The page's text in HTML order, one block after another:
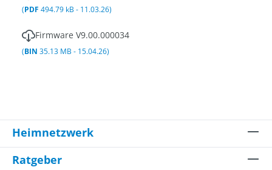
(PDF 494.79 kB - 11.03.26)
Firmware V9.00.000034
(BIN 35.13 MB - 15.04.26)
Heimnetzwerk
Ratgeber